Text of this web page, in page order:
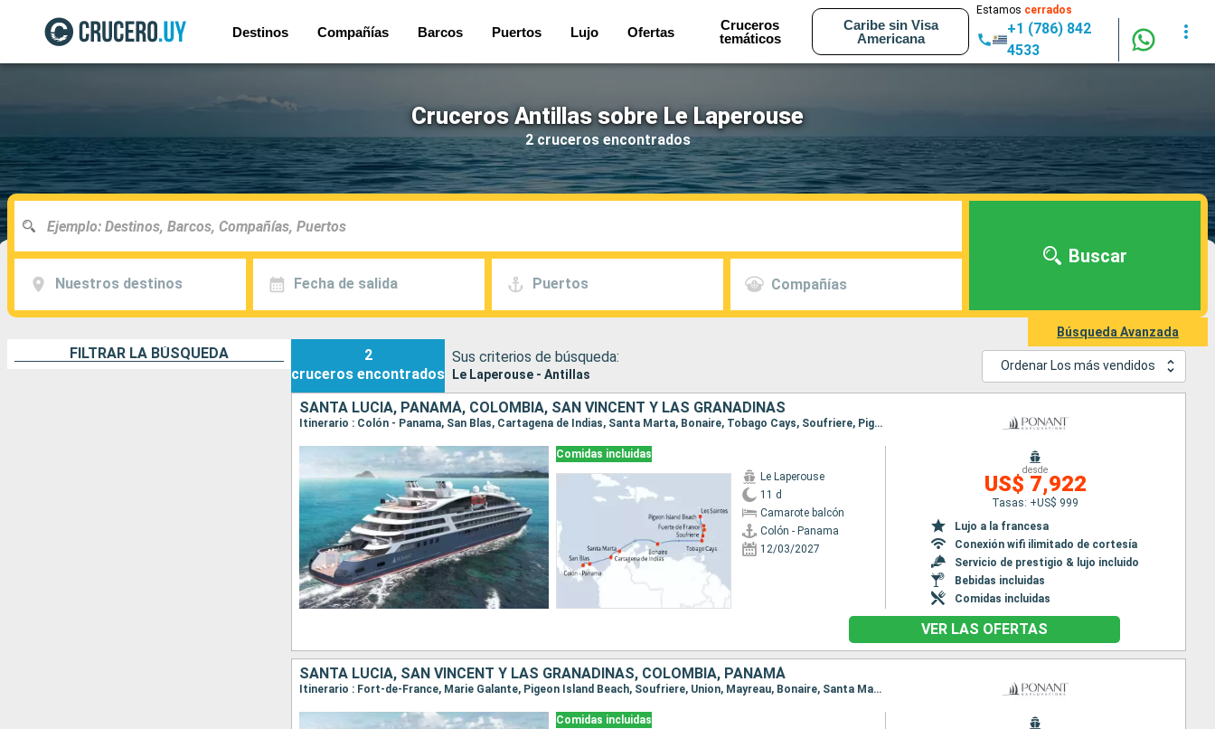
Destinos Compañías Barcos Puertos Lujo Ofertas
Cruceros
temáticos
Caribe sin Visa
Americana
Estamos cerrados
+1 (786) 842
4533
Cruceros Antillas sobre Le Laperouse
2 cruceros encontrados
Nuestros destinos Fecha de salida Puertos Compañías
Buscar
Búsqueda Avanzada
FILTRAR LA BÚSQUEDA
2
cruceros encontrados
Sus criterios de búsqueda:
Le Laperouse - Antillas
Ordenar Los más vendidos
SANTA LUCIA, PANAMÁ, COLOMBIA, SAN VINCENT Y LAS GRANADINAS
Itinerario : Colón - Panama, San Blas, Cartagena de Indias, Santa Marta, Bonaire, Tobago Cays, Soufriere, Pigeon Island Beach, Les Saintes, Soufriere, Les Saintes, Fort-de-France
Comidas incluidas
Le Laperouse
11 d
Camarote balcón
Colón - Panama
12/03/2027
desde
US$ 7,922
Tasas: +US$ 999
Lujo a la francesa
Conexión wifi ilimitado de cortesía
Servicio de prestigio & lujo incluido
Bebidas incluidas
Comidas incluidas
VER LAS OFERTAS
SANTA LUCIA, SAN VINCENT Y LAS GRANADINAS, COLOMBIA, PANAMÁ
Itinerario : Fort-de-France, Marie Galante, Pigeon Island Beach, Soufriere, Union, Mayreau, Bonaire, Santa Marta, Cartagena de Indias, San Blas, Porto bello, Colón - Panama
Comidas incluidas